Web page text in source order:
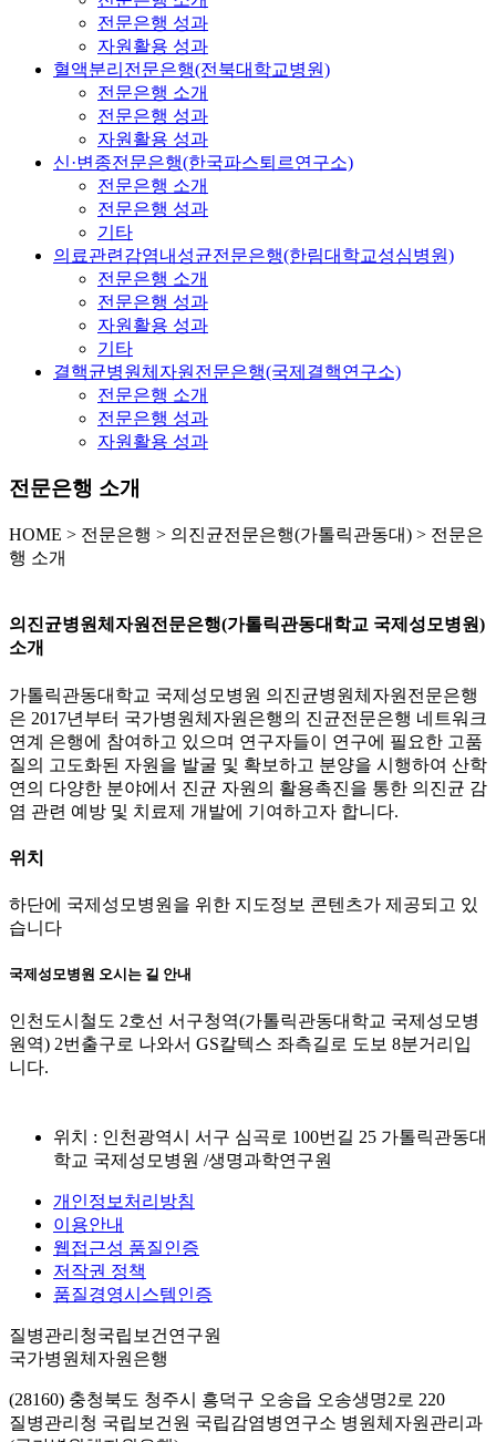
전문은행 성과
자원활용 성과
혈액분리전문은행(전북대학교병원)
전문은행 소개
전문은행 성과
자원활용 성과
신·변종전문은행(한국파스퇴르연구소)
전문은행 소개
전문은행 성과
기타
의료관련감염내성균전문은행(한림대학교성심병원)
전문은행 소개
전문은행 성과
자원활용 성과
기타
결핵균병원체자원전문은행(국제결핵연구소)
전문은행 소개
전문은행 성과
자원활용 성과
전문은행 소개
HOME > 전문은행 > 의진균전문은행(가톨릭관동대) > 전문은
행 소개
의진균병원체자원전문은행(가톨릭관동대학교 국제성모병원)
소개
가톨릭관동대학교 국제성모병원 의진균병원체자원전문은행
은 2017년부터 국가병원체자원은행의 진균전문은행 네트워크
연계 은행에 참여하고 있으며 연구자들이 연구에 필요한 고품
질의 고도화된 자원을 발굴 및 확보하고 분양을 시행하여 산학
연의 다양한 분야에서 진균 자원의 활용촉진을 통한 의진균 감
염 관련 예방 및 치료제 개발에 기여하고자 합니다.
위치
하단에 국제성모병원을 위한 지도정보 콘텐츠가 제공되고 있
습니다
국제성모병원 오시는 길 안내
인천도시철도 2호선 서구청역(가톨릭관동대학교 국제성모병
원역) 2번출구로 나와서 GS칼텍스 좌측길로 도보 8분거리입
니다.
위치 : 인천광역시 서구 심곡로 100번길 25 가톨릭관동대
학교 국제성모병원 /생명과학연구원
개인정보처리방침
이용안내
웹접근성 품질인증
저작권 정책
품질경영시스템인증
질병관리청국립보건연구원
국가병원체자원은행
(28160) 충청북도 청주시 흥덕구 오송읍 오송생명2로 220
질병관리청 국립보건원 국립감염병연구소 병원체자원관리과